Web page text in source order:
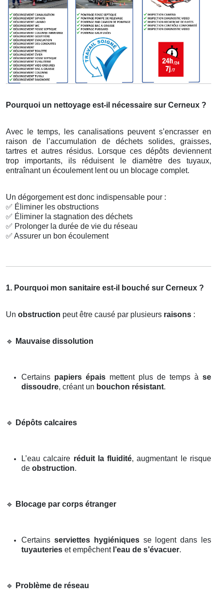
Pourquoi un nettoyage est-il nécessaire sur Cerneux ?
Avec le temps, les canalisations peuvent s’encrasser en
raison de l’accumulation de déchets solides, graisses,
tartres et autres résidus. Lorsque ces dépôts deviennent
trop importants, ils réduisent le diamètre des tuyaux,
entraînant un écoulement lent ou un blocage complet.
Un dégorgement est donc indispensable pour :
✅ Éliminer les obstructions
✅ Éliminer la stagnation des déchets
✅ Prolonger la durée de vie du réseau
✅ Assurer un bon écoulement
1. Pourquoi mon sanitaire est-il bouché sur Cerneux ?
Un obstruction peut être causé par plusieurs raisons :
🔹 Mauvaise dissolution
Certains papiers épais mettent plus de temps à se
dissoudre, créant un bouchon résistant.
🔹 Dépôts calcaires
L’eau calcaire réduit la fluidité, augmentant le risque
de obstruction.
🔹 Blocage par corps étranger
Certains serviettes hygiéniquesse logent dans les
tuyauteries et empêchent l’eau de s’évacuer.
🔹 Problème de réseau